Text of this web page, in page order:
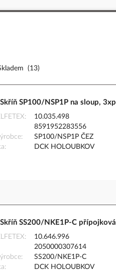
(13)
Skříň SP100/NSP1P na sloup,
10.035.498
8591952283556
SP100/NSP1P ČEZ
DCK HOLOUBKOV
Skříň SS200/NKE1P-C
10.646.996
2050000307614
SS200/NKE1P-C
DCK HOLOUBKOV